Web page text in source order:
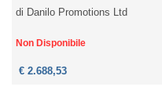
Prodotto Ufficiale,
di Danilo Promotions Ltd
Non Disponibile
€ 2.688,53